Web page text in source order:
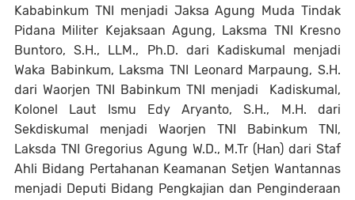
Kababinkum TNI menjadi Jaksa Agung Muda Tindak
Pidana Militer Kejaksaan Agung, Laksma TNI Kresno
Buntoro, S.H., LLM., Ph.D. dari Kadiskumal menjadi
Waka Babinkum, Laksma TNI Leonard Marpaung, S.H.
dari Waorjen TNI Babinkum TNI menjadi Kadiskumal,
Kolonel Laut Ismu Edy Aryanto, S.H., M.H. dari
Sekdiskumal menjadi Waorjen TNI Babinkum TNI,
Laksda TNI Gregorius Agung W.D., M.Tr (Han) dari Staf
Ahli Bidang Pertahanan Keamanan Setjen Wantannas
menjadi Deputi Bidang Pengkajian dan Penginderaan